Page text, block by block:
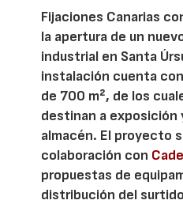
Fijaciones Canarias
la apertura de un
industrial en Santa
instalación cuenta
de 700 m², de los
destinan a exposición
almacén. El proyecto
colaboración con
propuestas de
distribución del